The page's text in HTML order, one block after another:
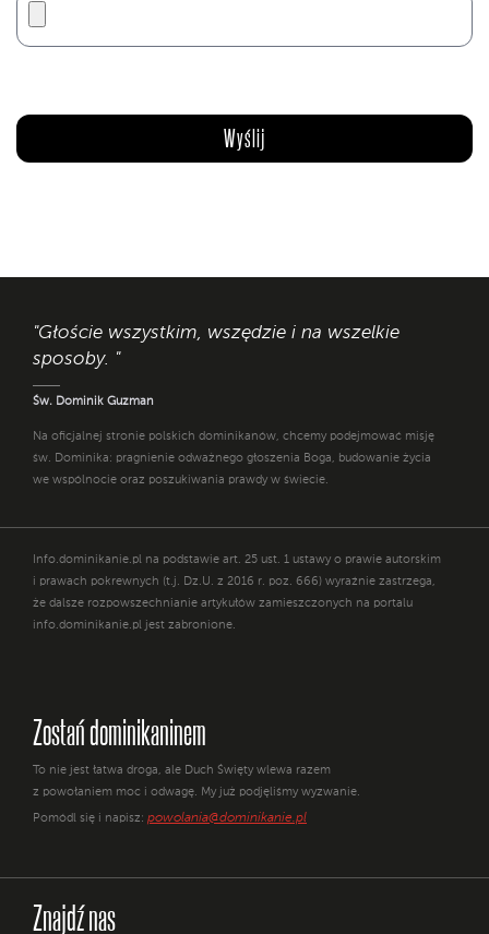
"Głoście wszystkim, wszędzie i na wszelkie
sposoby. "
Św. Dominik Guzman
Na oficjalnej stronie polskich dominikanów, chcemy podejmować misję
św. Dominika: pragnienie odważnego głoszenia Boga, budowanie życia
we wspólnocie oraz poszukiwania prawdy w świecie.
Info.dominikanie.pl na podstawie art. 25 ust. 1 ustawy o prawie autorskim
i prawach pokrewnych (t.j. Dz.U. z 2016 r. poz. 666) wyraźnie zastrzega,
że dalsze rozpowszechnianie artykułów zamieszczonych na portalu
info.dominikanie.pl jest zabronione.
Zostań dominikaninem
To nie jest łatwa droga, ale Duch Święty wlewa razem
z powołaniem moc i odwagę. My już podjęliśmy wyzwanie.
Pomódl się i napisz: powolania@dominikanie.pl
Znajdź nas